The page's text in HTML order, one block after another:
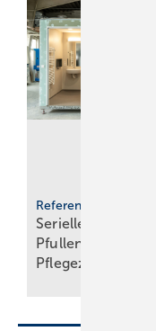
Referenzprojekt
Serielle
Pful­len­dor­fer
Pfle­ge­zen­trum